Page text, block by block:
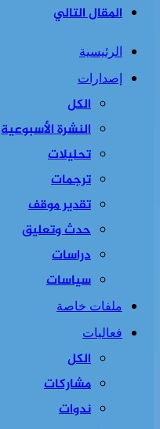
المقال التالي
الرئيسية
إصدارات
الكل
النشرة الأسبوعية
تحليلات
ترجمات
تقدير موقف
حدث وتعليق
دراسات
سياسات
ملفات خاصة
فعاليات
الكل
مشاركات
ندوات